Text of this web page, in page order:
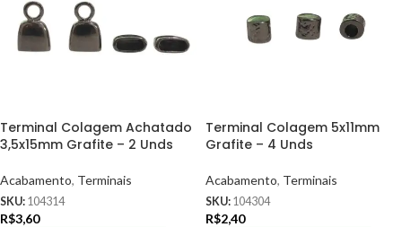
Terminal Colagem Achatado
3,5x15mm Grafite – 2 Unds
Acabamento, Terminais
SKU: 104314
R$3,60
Terminal Colagem 5x11mm
Grafite – 4 Unds
Acabamento, Terminais
SKU: 104304
R$2,40